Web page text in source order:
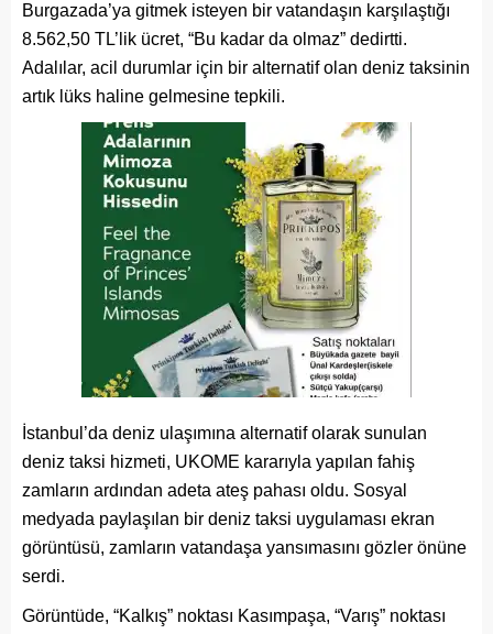
Burgazada’ya gitmek isteyen bir vatandaşın karşılaştığı
8.562,50 TL’lik ücret, “Bu kadar da olmaz” dedirtti.
Adalılar, acil durumlar için bir alternatif olan deniz taksinin
artık lüks haline gelmesine tepkili.
İstanbul’da deniz ulaşımına alternatif olarak sunulan
deniz taksi hizmeti, UKOME kararıyla yapılan fahiş
zamların ardından adeta ateş pahası oldu. Sosyal
medyada paylaşılan bir deniz taksi uygulaması ekran
görüntüsü, zamların vatandaşa yansımasını gözler önüne
serdi.
Görüntüde, “Kalkış” noktası Kasımpaşa, “Varış” noktası